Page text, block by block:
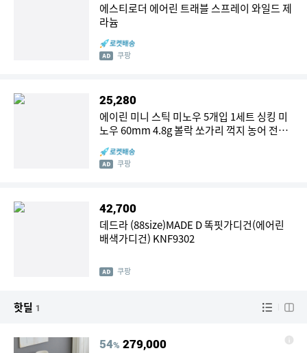
에스티로더 에어린 트래블 스프레이 와일드 제
라늄
쿠팡
25,280
에이린 미니 스틱 미노우 5개입 1세트 싱킹 미
노우 60mm 4.8g 볼락 쏘가리 꺽지 농어 전갱
이 고등어 아징 라이트게임
쿠팡
42,700
데드라 (88size)MADE D 똑핏가디건(에어린
배색가디건) KNF9302
쿠팡
핫딜 1
54% 279,000